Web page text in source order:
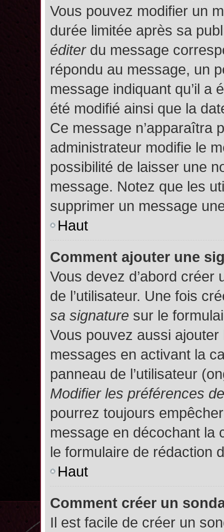
Vous pouvez modifier un
durée limitée après sa
éditerdu message
répondu au message, un
message indiquant qu’il a
été modifié ainsi que la
Ce message n’apparaîtra
administrateur modifie le
possibilité de laisser une
message. Notez que les
supprimer un message
Haut
Comment ajouter une
Vous devez d’abord
de l’utilisateur. Une fois
sa signature sur le
Vous pouvez aussi
messages en activant la
panneau de l’utilisateur
Modifier les préférences
pourrez toujours
message en décochant la
le formulaire de rédaction
Haut
Comment créer un
Il est facile de créer un